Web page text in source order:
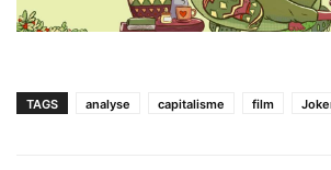
TAGS analyse capitalisme film